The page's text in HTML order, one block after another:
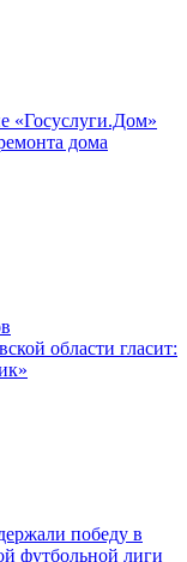
«Госуслуги.Дом»
дома
области гласит:
победу в
футбольной лиги